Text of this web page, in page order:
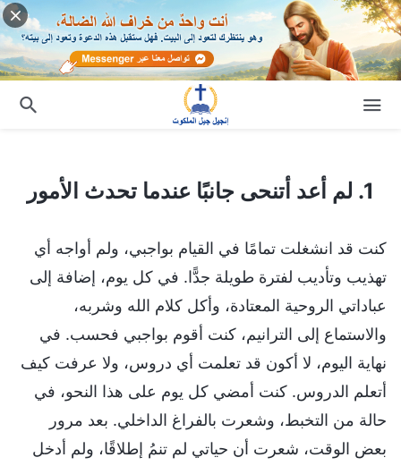
1. لم أعد أتنحى جانبًا عندما تحدث الأمور
كنت قد انشغلت تمامًا في القيام بواجبي، ولم أواجه أي
تهذيب وتأديب لفترة طويلة جدًّا. في كل يوم، إضافة إلى
عباداتي الروحية المعتادة، وأكل كلام الله وشربه،
والاستماع إلى الترانيم، كنت أقوم بواجبي فحسب. في
نهاية اليوم، لا أكون قد تعلمت أي دروس، ولا عرفت كيف
أتعلم الدروس. كنت أمضي كل يوم على هذا النحو، في
حالة من التخبط، وشعرت بالفراغ الداخلي. بعد مرور
بعض الوقت، شعرت أن حياتي لم تنمُ إطلاقًا، ولم أدخل